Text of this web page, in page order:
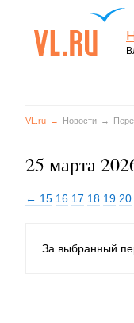
VL.ru Новости
25 марта
← 15 16 17 18 19 20
За выбранный